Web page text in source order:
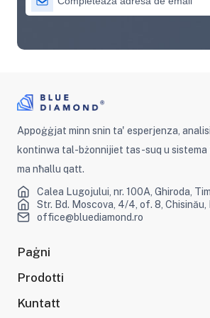
Appoġġjat minn snin ta' esperjenza,
kontinwa tal-bżonnijiet tas-suq u sistema
ma nħallu qatt.
Calea Lugojului, nr. 100A, Ghiroda,
Str. Bd. Moscova, 4/4, of. 8, Chisinău,
office@bluediamond.ro
Paġni
Prodotti
Kuntatt